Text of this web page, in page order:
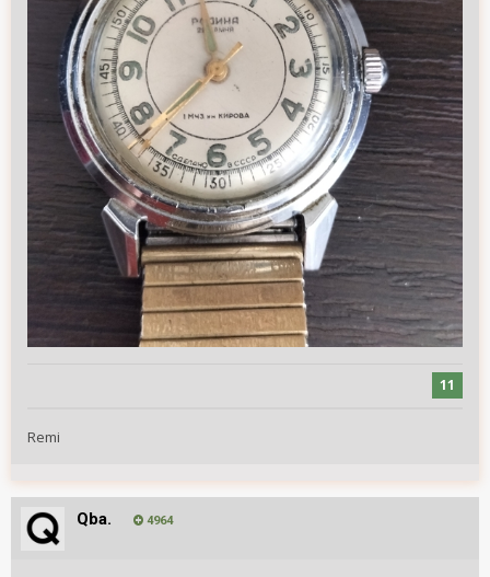
11
Remi
Qba. 4964